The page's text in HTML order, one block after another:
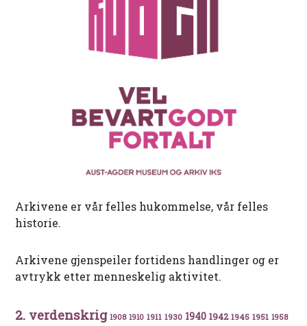
Arkivene er vår felles hukommelse, vår felles
historie.
Arkivene gjenspeiler fortidens handlinger og er
avtrykk etter menneskelig aktivitet.
2. verdenskrig 1908 1910 1911 1930 1940 1942 1945 1951 1958